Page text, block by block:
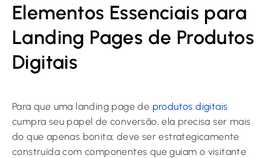
Elementos Essenciais para
Landing Pages de Produtos
Digitais
Para que uma landing page de produtos digitais
cumpra seu papel de conversão, ela precisa ser mais
do que apenas bonita; deve ser estrategicamente
construída com componentes que guiam o visitante